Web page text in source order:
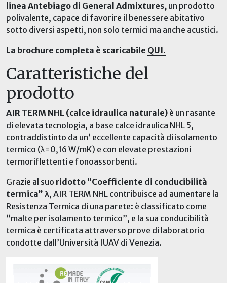
linea Antebiago di General Admixtures, un prodotto
polivalente, capace di favorire il benessere abitativo
sotto diversi aspetti, non solo termici ma anche acustici.
La brochure completa è scaricabile QUI.
Caratteristiche del
prodotto
AIR TERM NHL (calce idraulica naturale) è un rasante
di elevata tecnologia, a base calce idraulica NHL 5,
contraddistinto da un’ eccellente capacità di isolamento
termico (λ=0,16 W/mK) e con elevate prestazioni
termoriflettenti e fonoassorbenti.
Grazie al suo ridotto “Coefficiente di conducibilità
termica” λ, AIR TERM NHL contribuisce ad aumentare la
Resistenza Termica di una parete: è classificato come
“malte per isolamento termico”, e la sua conducibilità
termica è certificata attraverso prove di laboratorio
condotte dall’Università IUAV di Venezia.